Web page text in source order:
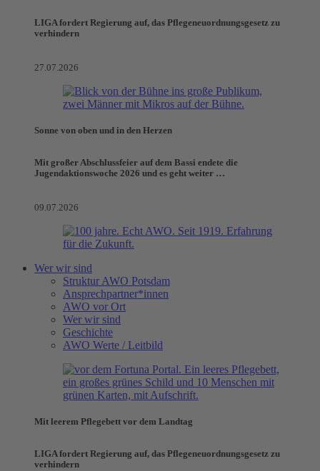
LIGA fordert Regierung auf, das Pflegeneuordnungsgesetz zu
verhindern
27.07.2026
Sonne von oben und in den Herzen
Mit großer Abschlussfeier auf dem Bassi endete die
Jugendaktionswoche 2026 und es geht weiter …
09.07.2026
Wer wir sind
Struktur AWO Potsdam
Ansprechpartner*innen
AWO vor Ort
Wer wir sind
Geschichte
AWO Werte / Leitbild
Mit leerem Pflegebett vor dem Landtag
LIGA fordert Regierung auf, das Pflegeneuordnungsgesetz zu
verhindern